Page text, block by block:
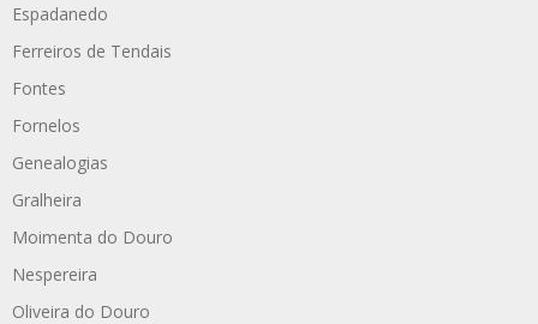
Espadanedo
Ferreiros de Tendais
Fontes
Fornelos
Genealogias
Gralheira
Moimenta do Douro
Nespereira
Oliveira do Douro